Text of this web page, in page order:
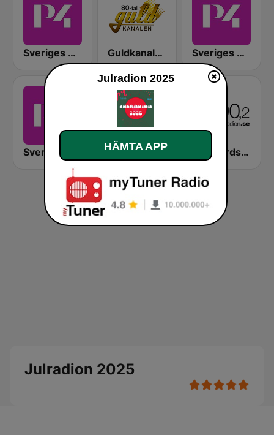
Sveriges Radio P4 Värmland Guldkanalen 80-tal Sveriges Radio P4 Halland
Dansbandsdax.se - Dansradio & Mötesplats Skärgårdsradion
Julradion 2025
Julradion 2025
HÄMTA APP